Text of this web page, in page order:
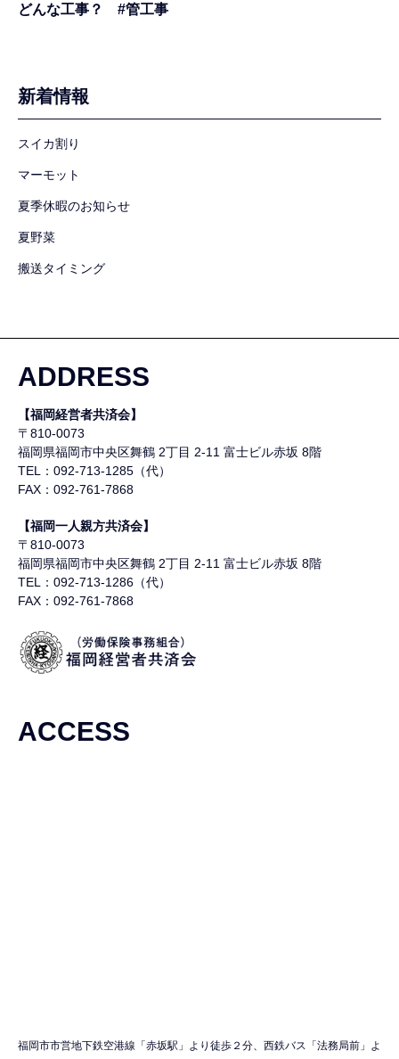
どんな工事？ #管工事
新着情報
スイカ割り
マーモット
夏季休暇のお知らせ
夏野菜
搬送タイミング
ADDRESS
【福岡経営者共済会】
〒810-0073
福岡県福岡市中央区舞鶴 2丁目 2-11 富士ビル赤坂 8階
TEL：092-713-1285（代）
FAX：092-761-7868
【福岡一人親方共済会】
〒810-0073
福岡県福岡市中央区舞鶴 2丁目 2-11 富士ビル赤坂 8階
TEL：092-713-1286（代）
FAX：092-761-7868
ACCESS
福岡市市営地下鉄空港線「赤坂駅」より徒歩２分、西鉄バス「法務局前」よ